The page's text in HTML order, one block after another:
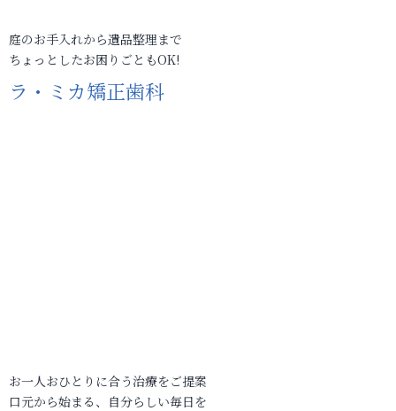
庭のお手入れから遺品整理まで
ちょっとしたお困りごともOK!
ラ・ミカ矯正歯科
お一人おひとりに合う治療をご提案
口元から始まる、自分らしい毎日を